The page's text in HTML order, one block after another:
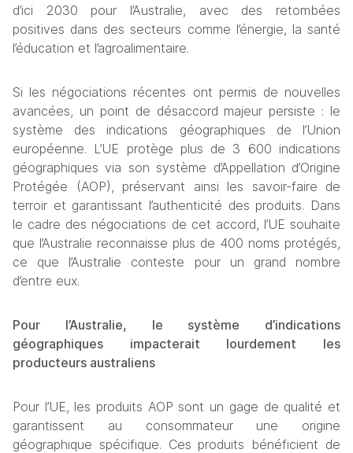
d’ici 2030 pour l’Australie, avec des retombées
positives dans des secteurs comme l’énergie, la santé
l’éducation et l’agroalimentaire.
Si les négociations récentes ont permis de nouvelles
avancées, un point de désaccord majeur persiste : le
système des indications géographiques de l’Union
européenne. L’UE protège plus de 3 600 indications
géographiques via son système d’Appellation d’Origine
Protégée (AOP), préservant ainsi les savoir-faire de
terroir et garantissant l’authenticité des produits. Dans
le cadre des négociations de cet accord, l’UE souhaite
que l’Australie reconnaisse plus de 400 noms protégés,
ce que l’Australie conteste pour un grand nombre
d’entre eux.
Pour l’Australie, le système d’indications
géographiques impacterait lourdement les
producteurs australiens
Pour l’UE, les produits AOP sont un gage de qualité et
garantissent au consommateur une origine
géographique spécifique. Ces produits bénéficient de